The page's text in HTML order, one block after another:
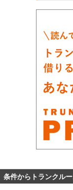
条件からトランクル